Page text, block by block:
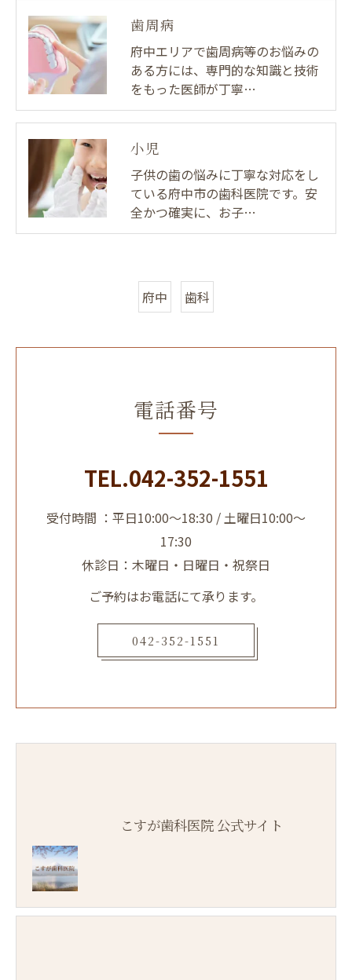
歯周病
府中エリアで歯周病等のお悩みの
ある方には、専門的な知識と技術
をもった医師が丁寧…
小児
子供の歯の悩みに丁寧な対応をし
ている府中市の歯科医院です。安
全かつ確実に、お子…
府中 歯科
電話番号
TEL.042-352-1551
受付時間 ：平日10:00～18:30 / 土曜日10:00～
17:30
休診日：木曜日・日曜日・祝祭日
ご予約はお電話にて承ります。
042-352-1551
こすが歯科医院 公式サイト